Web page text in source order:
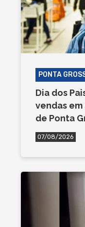
PONTA
Dia dos
vendas
de Ponta
07/08/2026